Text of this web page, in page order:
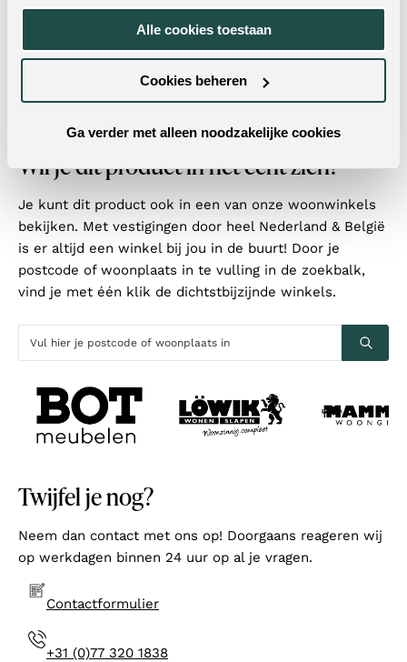
Alle cookies toestaan
Cookies beheren
Ga verder met alleen noodzakelijke cookies
Nee
Kleur onderstel: Zwart
Wil je dit product in het echt zien?
Je kunt dit product ook in een van onze woonwinkels
bekijken. Met vestigingen door heel Nederland & België
is er altijd een winkel bij jou in de buurt! Door je
postcode of woonplaats in te vulling in de zoekbalk,
vind je met één klik de dichtstbijzijnde winkels.
Twijfel je nog?
Neem dan contact met ons op! Doorgaans reageren wij
op werkdagen binnen 24 uur op al je vragen.
Contactformulier
+31 (0)77 320 1838